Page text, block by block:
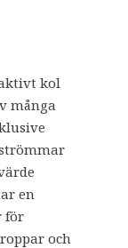
kol
många
en
för
och